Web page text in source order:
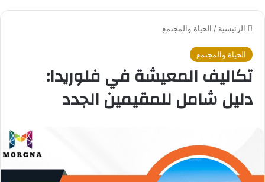
الرئيسية / الحياة والمجتمع
الحياة والمجتمع
تكاليف المعيشة في فلوريدا:
دليل شامل للمقيمين الجدد